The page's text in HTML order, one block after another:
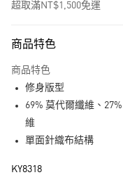
超取滿NT$1,500免運
LINE Pay
運送方式
商品特色
商品特色
修身版型
69% 莫代爾纖維、
維
單面針織布結構
KY8318